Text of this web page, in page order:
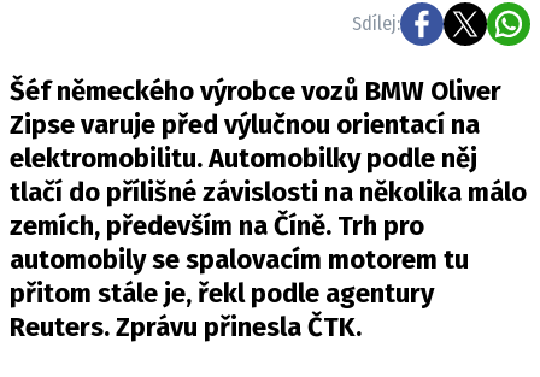
TISKOVKY
ROZHOVORY
DAKAR
Z DOMOVA
ZE SVĚTA
MOTORSPORT
PIT LANE
Sdílej:
Šéf německého výrobce vozů BMW Oliver
Zipse varuje před výlučnou orientací na
elektromobilitu. Automobilky podle něj
tlačí do přílišné závislosti na několika málo
zemích, především na Číně. Trh pro
automobily se spalovacím motorem tu
přitom stále je, řekl podle agentury
Reuters. Zprávu přinesla ČTK.